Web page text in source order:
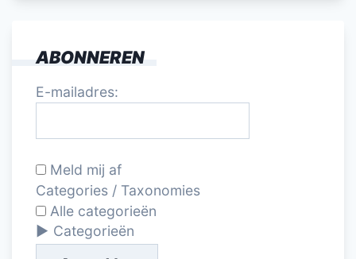
ABONNEREN
E-mailadres:
Meld mij af
Categories / Taxonomies
Alle categorieën
Categorieën